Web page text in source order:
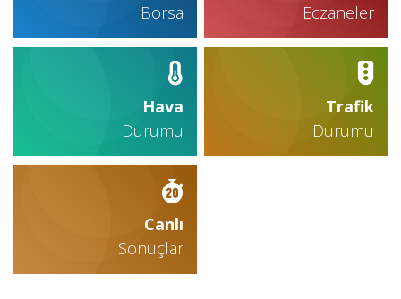
Borsa
Eczaneler
Hava
Durumu
Trafik
Durumu
Canlı
Sonuçlar